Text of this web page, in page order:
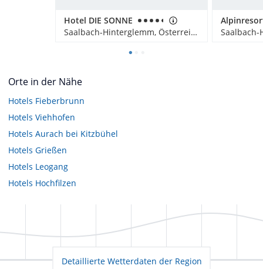
Hotel DIE SONNE
Saalbach-Hinterglemm, Österreich
Orte in der Nähe
Hotels Fieberbrunn
Hotels Viehhofen
Hotels Aurach bei Kitzbühel
Hotels Grießen
Hotels Leogang
Hotels Hochfilzen
Detaillierte Wetterdaten der Region